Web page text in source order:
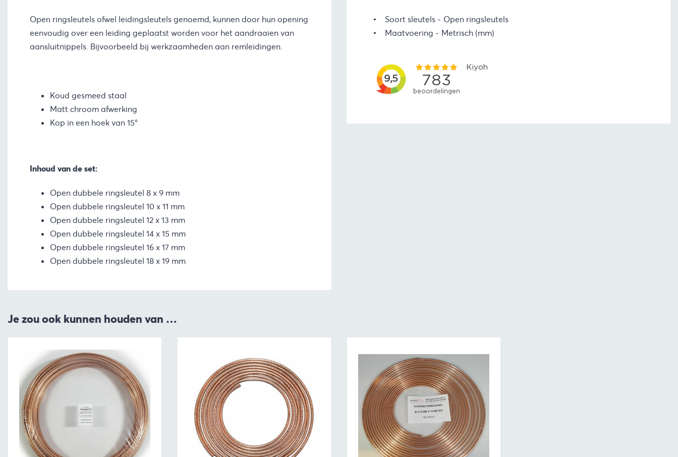
Open ringsleutels ofwel leidingsleutels genoemd, kunnen door hun opening
eenvoudig over een leiding geplaatst worden voor het aandraaien van
aansluitnippels. Bijvoorbeeld bij werkzaamheden aan remleidingen.
Koud gesmeed staal
Matt chroom afwerking
Kop in een hoek van 15°
Inhoud van de set:
Open dubbele ringsleutel 8 x 9 mm
Open dubbele ringsleutel 10 x 11 mm
Open dubbele ringsleutel 12 x 13 mm
Open dubbele ringsleutel 14 x 15 mm
Open dubbele ringsleutel 16 x 17 mm
Open dubbele ringsleutel 18 x 19 mm
Soort sleutels
Open ringsleutels
Maatvoering
Metrisch (mm)
Je zou ook kunnen houden van …